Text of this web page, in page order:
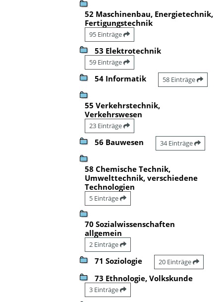
52 Maschinenbau, Energietechnik,
Fertigungstechnik
95 Einträge
53 Elektrotechnik
59 Einträge
54 Informatik 58 Einträge
55 Verkehrstechnik,
Verkehrswesen
23 Einträge
56 Bauwesen 34 Einträge
58 Chemische Technik,
Umwelttechnik, verschiedene
Technologien
5 Einträge
70 Sozialwissenschaften
allgemein
2 Einträge
71 Soziologie 20 Einträge
73 Ethnologie, Volkskunde
3 Einträge